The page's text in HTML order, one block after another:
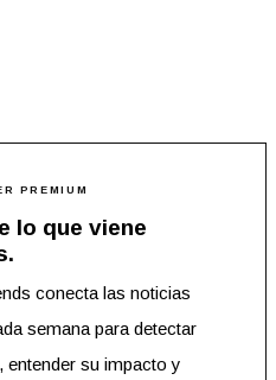
PREMIUM
lo que viene
conecta las noticias
semana para detectar
entender su impacto y